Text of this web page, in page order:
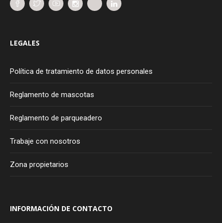
LEGALES
Política de tratamiento de datos personales
Reglamento de mascotas
Reglamento de parqueadero
Trabaje con nosotros
Zona propietarios
INFORMACIÓN DE CONTACTO